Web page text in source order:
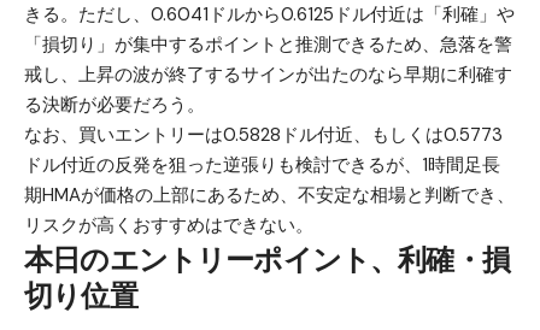
きる。ただし、0.6041ドルから0.6125ドル付近は「利確」や
「損切り」が集中するポイントと推測できるため、急落を警
戒し、上昇の波が終了するサインが出たのなら早期に利確す
る決断が必要だろう。
なお、買いエントリーは0.5828ドル付近、もしくは0.5773
ドル付近の反発を狙った逆張りも検討できるが、1時間足長
期HMAが価格の上部にあるため、不安定な相場と判断でき、
リスクが高くおすすめはできない。
本日のエントリーポイント、利確・損
切り位置